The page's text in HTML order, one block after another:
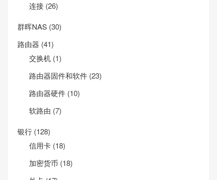
连接 (26)
群晖NAS (30)
路由器 (41)
交换机 (1)
路由器固件和软件 (23)
路由器硬件 (10)
软路由 (7)
银行 (128)
信用卡 (18)
加密货币 (18)